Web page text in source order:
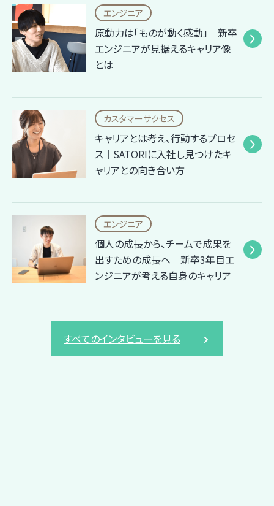
エンジニア
原動力は「ものが動く感動」｜新卒
エンジニアが見据えるキャリア像
とは
カスタマーサクセス
キャリアとは考え、行動するプロセ
ス｜SATORIに入社し見つけたキ
ャリアとの向き合い方
エンジニア
個人の成長から、チームで成果を
出すための成長へ｜新卒3年目エ
ンジニアが考える自身のキャリア
すべてのインタビューを見る